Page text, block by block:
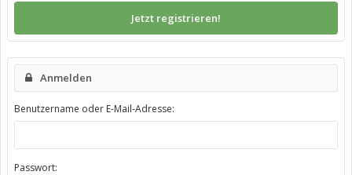
Jetzt registrieren!
Anmelden
Benutzername oder E-Mail-Adresse:
Passwort: